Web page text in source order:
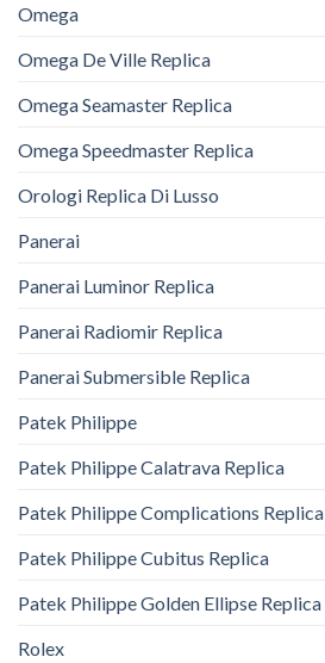
Omega
Omega De Ville Replica
Omega Seamaster Replica
Omega Speedmaster Replica
Orologi Replica Di Lusso
Panerai
Panerai Luminor Replica
Panerai Radiomir Replica
Panerai Submersible Replica
Patek Philippe
Patek Philippe Calatrava Replica
Patek Philippe Complications Replica
Patek Philippe Cubitus Replica
Patek Philippe Golden Ellipse Replica
Rolex